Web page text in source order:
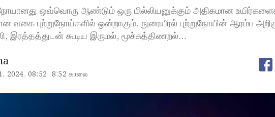
ஒவ்வொரு ஆண்டும் ஒரு மில்லியனுக்கும் அதிகமான
வகை புற்றுநோய்களில் ஒன்றாகும். நுரையீரல் புற்றுநோயின் ஆரம்ப
இரத்தத்துடன் கூடிய இருமல், மூச்சுத்திணறல்…
2024, 08:52 8:52 காலை